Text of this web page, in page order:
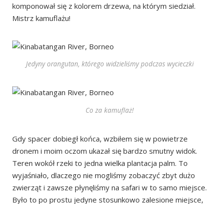
komponował się z kolorem drzewa, na którym siedział.
Mistrz kamuflażu!
Jedyny orangutan, którego widzieliśmy podczas wycieczki
Co za kamuflaż!
Gdy spacer dobiegł końca, wzbiłem się w powietrze
dronem i moim oczom ukazał się bardzo smutny widok.
Teren wokół rzeki to jedna wielka plantacja palm. To
wyjaśniało, dlaczego nie mogliśmy zobaczyć zbyt dużo
zwierząt i zawsze płynęliśmy na safari w to samo miejsce.
Było to po prostu jedyne stosunkowo zalesione miejsce,